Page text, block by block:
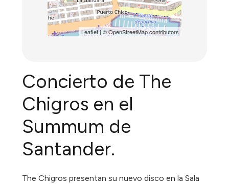
Leaflet| ©OpenStreetMapcontributors
Concierto de The
Chigros en el
Summum de
Santander.
The Chigros presentan su nuevo disco en la Sala